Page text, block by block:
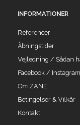
INFORMATIONER
Referencer
Åbningstider
Vejledning / Sådan
Facebook / Instagram
Om ZANE
Betingelser & Vilkår
Kontakt